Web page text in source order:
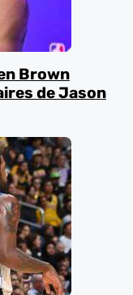
Brown
de Jason